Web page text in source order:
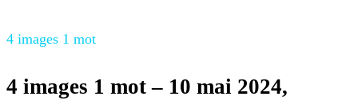
4 images 1 mot
4 images 1 mot – 10 mai 2024,